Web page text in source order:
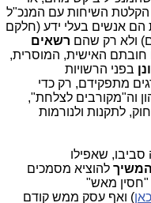
הקלטת השיחות עם המנכ"ל
אנשים בעלי ידע (חלקם
ולא רק שהם רשאים
חובתם האישית, המוסרית,
בפני הרשויות
מתפקידם, רק כדי
וה"מקורבים לצלחת",
לתקנות ולנורמות
שאפילו
המשיך להוציא מסמכים
"חסין מאש"
כאן) ואף עסק ממש קודם